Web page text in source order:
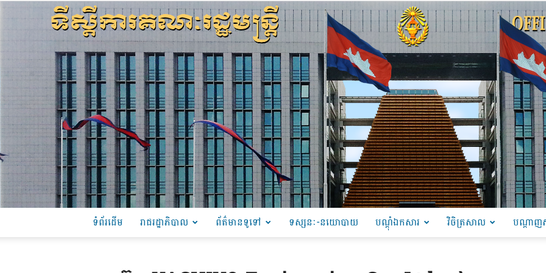
ទំព័រដើម រាជរដ្ឋាភិបាល ព័ត៌មានទូទៅ ទស្សនៈ-នយោបាយ បណ្ដុំឯកសារ វិចិត្រសាល បណ្តាញ